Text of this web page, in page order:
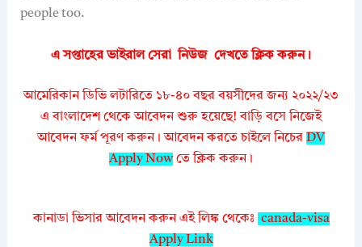
people too.
এ সপ্তাহের ভাইরাল সেরা নিউজ দেখতেক্লিক করুন।
আমেরিকান ডিভি লটারিতে ১৮-৪০ বছর বয়সীদের জন্য ২০২২/২৩
এ বাংলাদেশ থেকে আবেদন শুরু হয়েছে! বাড়ি বসে নিজেই
আবেদন ফর্ম পূরণ করুন। আবেদন করতে চাইলে নিচের DV
Apply Nowতে ক্লিক করুন।
কানাডা ভিসার আবেদন করুন এই লিঙ্ক থেকেঃ canada-visa
Apply Link